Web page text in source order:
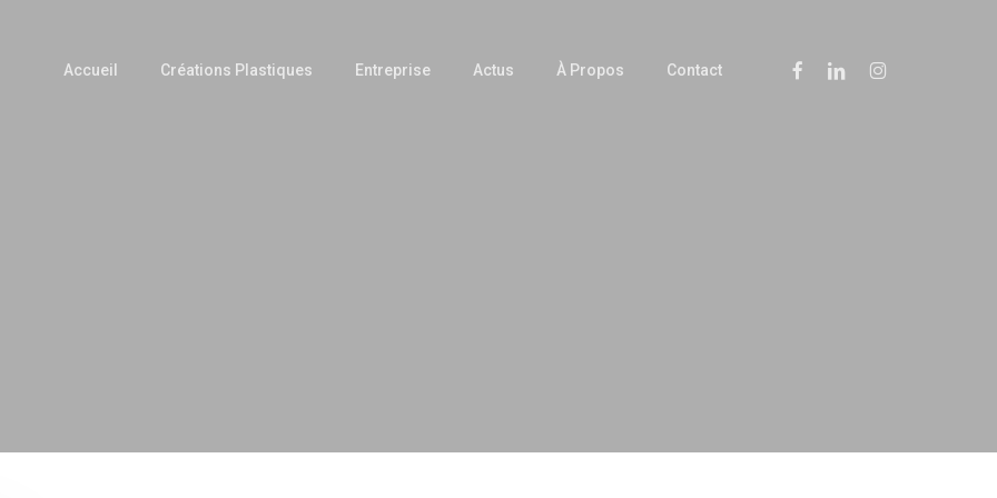
Accueil Créations Plastiques Entreprise Actus À Propos Contact FacebookLinkedinInstagram